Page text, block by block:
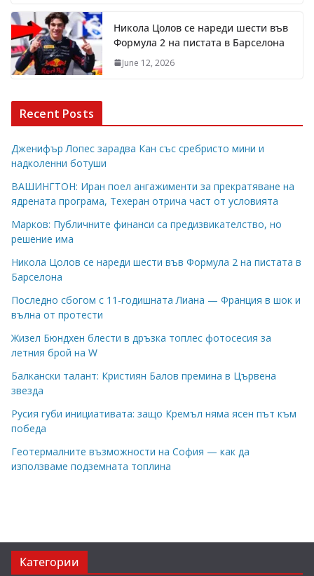
Никола Цолов се нареди шести във
Формула 2 на пистата в Барселона
June 12, 2026
Recent Posts
Дженифър Лопес зарадва Кан със сребристо мини и
надколенни ботуши
ВАШИНГТОН: Иран поел ангажименти за прекратяване на
ядрената програма, Техеран отрича част от условията
Марков: Публичните финанси са предизвикателство, но
решение има
Никола Цолов се нареди шести във Формула 2 на пистата в
Барселона
Последно сбогом с 11-годишната Лиана — Франция в шок и
вълна от протести
Жизел Бюндхен блести в дръзка топлес фотосесия за
летния брой на W
Балкански талант: Кристиян Балов премина в Цървена
звезда
Русия губи инициативата: защо Кремъл няма ясен път към
победа
Геотермалните възможности на София — как да
използваме подземната топлина
Категории